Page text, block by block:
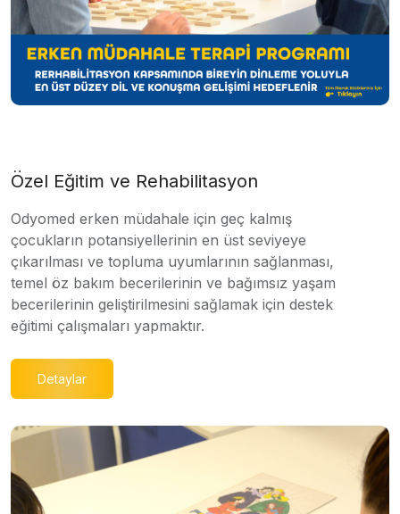
Özel Eğitim ve Rehabilitasyon
Odyomed erken müdahale için geç kalmış
çocukların potansiyellerinin en üst seviyeye
çıkarılması ve topluma uyumlarının sağlanması,
temel öz bakım becerilerinin ve bağımsız yaşam
becerilerinin geliştirilmesini sağlamak için destek
eğitimi çalışmaları yapmaktır.
Detaylar